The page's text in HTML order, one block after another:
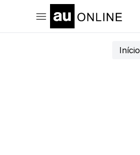
Início